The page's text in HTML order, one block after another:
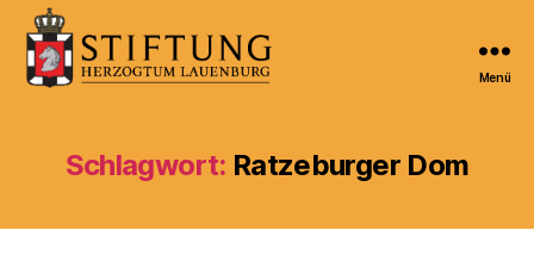
Stiftung
Herzogtum
Menü
Schlagwort: Ratzeburger Dom